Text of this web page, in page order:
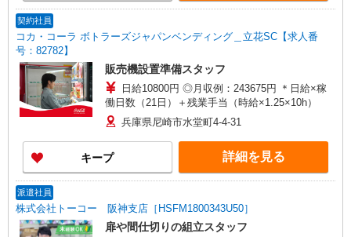
契約社員
コカ・コーラ ボトラーズジャパンベンディング＿立花SC【求人番
号：82782】
販売機設置準備スタッフ
日給10800円 ◎月収例：243675円 ＊日給×稼
働日数（21日）＋残業手当（時給×1.25×10h）
兵庫県尼崎市水堂町4-4-31
キープ 詳細を見る
派遣社員
株式会社トーコー 阪神支店［HSFM1800343U50］
扉や間仕切りの組立スタッフ